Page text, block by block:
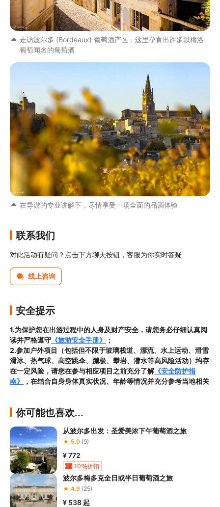
走访波尔多 (Bordeaux) 葡萄酒产区，这里孕育出许多以梅洛
葡萄闻名的葡萄酒
在导游的专业讲解下，尽情享受一场全面的品酒体验
联系我们
对此活动有疑问？点击下方聊天按钮，客服为你实时答疑
线上咨询
安全提示
1.为保护您在出游过程中的人身及财产安全，请您务必仔细认真阅
读并严格遵守 《旅游安全手册》
；
2.参加户外项目（包括但不限于玻璃栈道、漂流、水上运动、滑雪
滑冰、热气球、高空跳伞、蹦极、攀岩、潜水等高风险活动）均存
在一定风险，请您在参与相应项目之前充分了解《安全防护指
南》
，在结合自身身体真实状况、年龄等情况并充分参考当地相关
患者及严重恐高、体质较弱的游客参加本产品内包含的项目，
给旅行社造成损失的，还需对旅行社进行全额赔偿；
4.因本产品内可能包含多个旅游项目，请您在
服工作人员沟通了解本产品内各项目的准入年龄、准入身高及准入
体重等准入要求
，否则预订失败或预订后无法成行的后果由您自行
承担；
5.请您在参与项目期间全程穿戴好安全护具，避免发生意外事件；
6.若您在项目进行过程中感到任何不适，请及时与工作人员进行沟
通，工作人员将会及时为您提供必要支持。
你可能也喜欢...
从波尔多出发：圣爱美浓下午葡萄酒之旅
★ 5.0 (9)
¥ 772
10 折扣
波尔多梅多克全日或半日葡萄酒之旅
★ 4.9 (25)
¥ 538 起